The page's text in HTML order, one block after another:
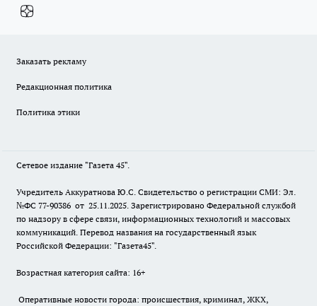
Заказать рекламу
Редакционная политика
Политика этики
Сетевое издание "Газета 45".
Учредитель Аккуратнова Ю.С. Свидетельство о регистрации СМИ: Эл.
№ФС 77-90386 от 25.11.2025. Зарегистрировано Федеральной службой
по надзору в сфере связи, информационных технологий и массовых
коммуникаций. Перевод названия на государственный язык
Российской Федерации: "Газета45".
Возрастная категория сайта: 16+
Оперативные новости города: происшествия, криминал, ЖКХ,